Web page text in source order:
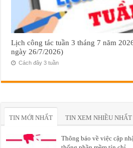
Lịch công tác tuần 3 tháng 7 năm
ngày 26/7/2026)
Cách đây 3 tuần
TIN MỚI NHẤT TIN XEM NHIỀU NHẤT
Thông báo về việc cập